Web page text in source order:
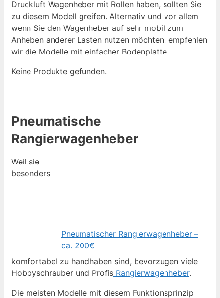
Druckluft Wagenheber mit Rollen haben, sollten Sie
zu diesem Modell greifen. Alternativ und vor allem
wenn Sie den Wagenheber auf sehr mobil zum
Anheben anderer Lasten nutzen möchten, empfehlen
wir die Modelle mit einfacher Bodenplatte.
Keine Produkte gefunden.
Pneumatische
Rangierwagenheber
Pneumatischer Rangierwagenheber –
ca. 200€
Weil sie
besonders
komfortabel zu handhaben sind, bevorzugen viele
Hobbyschrauber und Profis Rangierwagenheber.
Die meisten Modelle mit diesem Funktionsprinzip